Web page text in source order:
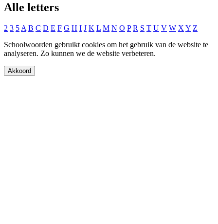
Alle letters
2 3 5 A B C D E F G H I J K L M N O P R S T U V W X Y Z
Schoolwoorden gebruikt cookies om het gebruik van de website te
analyseren. Zo kunnen we de website verbeteren.
Akkoord